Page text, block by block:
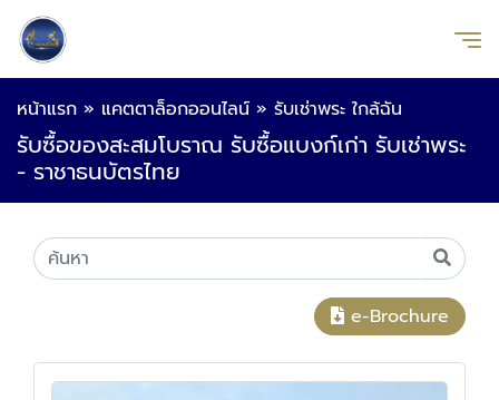
หน้าแรก » แคตตาล็อกออนไลน์ » รับเช่าพระ ใกล้ฉัน
รับซื้อของสะสมโบราณ รับซื้อแบงก์เก่า รับเช่าพระ
- ราชาธนบัตรไทย
e-Brochure